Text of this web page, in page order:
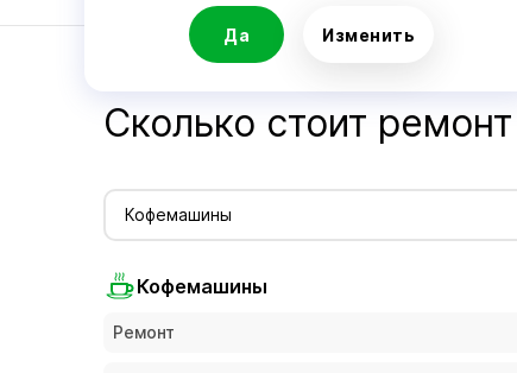
Да Изменить
Сколько стоит
Кофемашины
Кофемашины
Ремонт